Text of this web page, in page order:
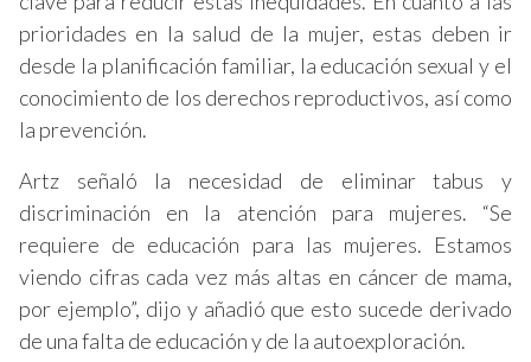
prioridades en la salud de la mujer, estas deben ir
desde la planificación familiar, la educación sexual y el
conocimiento de los derechos reproductivos, así como
la prevención.
Artz señaló la necesidad de eliminar tabus y
discriminación en la atención para mujeres. “Se
requiere de educación para las mujeres. Estamos
viendo cifras cada vez más altas en cáncer de mama,
por ejemplo”, dijo y añadió que esto sucede derivado
de una falta de educación y de la autoexploración.